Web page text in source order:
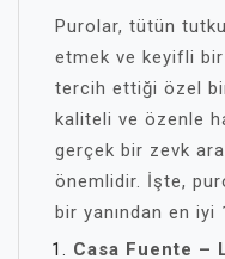
Purolar, tütün
etmek ve keyifli
tercih ettiği özel
kaliteli ve özenle
gerçek bir zevk
önemlidir. İşte,
bir yanından en iyi
Casa Fuente –